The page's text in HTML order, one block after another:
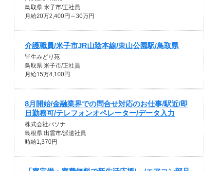
鳥取県 米子市/正社員
月給20万2,400円～30万円
介護職員/米子市JR山陰本線/東山公園駅/鳥取県
皆生みどり苑
鳥取県 米子市/正社員
月給15万4,100円
8月開始/金融業界での問合せ対応のお仕事/駅近/即
日勤務可/テレフォンオペレーター/データ入力
株式会社パソナ
島根県 出雲市/派遣社員
時給1,370円